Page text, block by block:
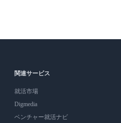
関連サービス
就活市場
Digmedia
ベンチャー就活ナビ